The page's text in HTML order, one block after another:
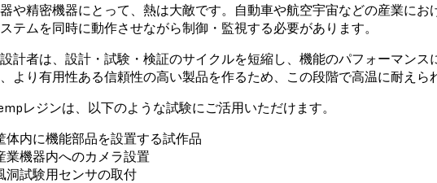
や精密機器にとって、熱は大敵です。自動車や航空宇宙などの産業にお
テムを同時に動作させながら制御・監視する必要があります。
計者は、設計・試験・検証のサイクルを短縮し、機能のパフォーマンス
より有用性ある信頼性の高い製品を作るため、この段階で高温に耐えら
レジンは、以下のような試験にご活用いただけます。
体内に機能部品を設置する試作品
業機器内へのカメラ設置
洞試験用センサの取付